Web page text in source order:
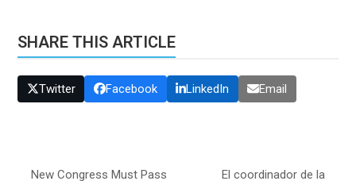
SHARE THIS ARTICLE
Twitter Facebook LinkedIn Email
New Congress Must Pass El coordinador de la